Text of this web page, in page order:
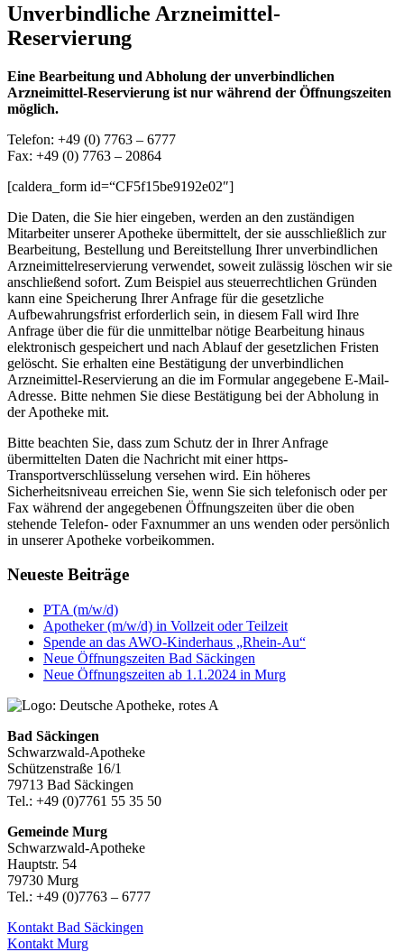
Unverbindliche Arzneimittel-
Reservierung
Eine Bearbeitung und Abholung der unverbindlichen
Arzneimittel-Reservierung ist nur während der Öffnungszeiten
möglich.
Telefon: +49 (0) 7763 – 6777
Fax: +49 (0) 7763 – 20864
[caldera_form id=“CF5f15be9192e02″]
Die Daten, die Sie hier eingeben, werden an den zuständigen
Mitarbeiter unserer Apotheke übermittelt, der sie ausschließlich zur
Bearbeitung, Bestellung und Bereitstellung Ihrer unverbindlichen
Arzneimittelreservierung verwendet, soweit zulässig löschen wir sie
anschließend sofort. Zum Beispiel aus steuerrechtlichen Gründen
kann eine Speicherung Ihrer Anfrage für die gesetzliche
Aufbewahrungsfrist erforderlich sein, in diesem Fall wird Ihre
Anfrage über die für die unmittelbar nötige Bearbeitung hinaus
elektronisch gespeichert und nach Ablauf der gesetzlichen Fristen
gelöscht. Sie erhalten eine Bestätigung der unverbindlichen
Arzneimittel-Reservierung an die im Formular angegebene E-Mail-
Adresse. Bitte nehmen Sie diese Bestätigung bei der Abholung in
der Apotheke mit.
Bitte beachten Sie, dass zum Schutz der in Ihrer Anfrage
übermittelten Daten die Nachricht mit einer https-
Transportverschlüsselung versehen wird. Ein höheres
Sicherheitsniveau erreichen Sie, wenn Sie sich telefonisch oder per
Fax während der angegebenen Öffnungszeiten über die oben
stehende Telefon- oder Faxnummer an uns wenden oder persönlich
in unserer Apotheke vorbeikommen.
Neueste Beiträge
PTA (m/w/d)
Apotheker (m/w/d) in Vollzeit oder Teilzeit
Spende an das AWO-Kinderhaus „Rhein-Au“
Neue Öffnungszeiten Bad Säckingen
Neue Öffnungszeiten ab 1.1.2024 in Murg
Bad Säckingen
Schwarzwald-Apotheke
Schützenstraße 16/1
79713 Bad Säckingen
Tel.: +49 (0)7761 55 35 50
Gemeinde Murg
Schwarzwald-Apotheke
Hauptstr. 54
79730 Murg
Tel.: +49 (0)7763 – 6777
Kontakt Bad Säckingen
Kontakt Murg